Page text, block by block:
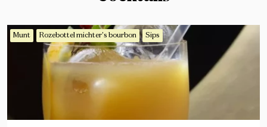
Munt Rozebottel michter's bourbon Sips